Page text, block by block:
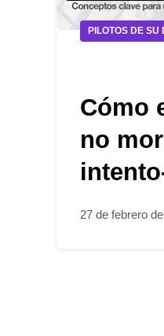
PILOTOS DE SU
Cómo
no
27 de febrero